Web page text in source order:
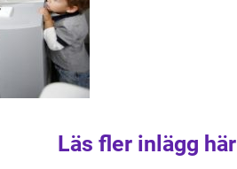
Läs fler inlägg här